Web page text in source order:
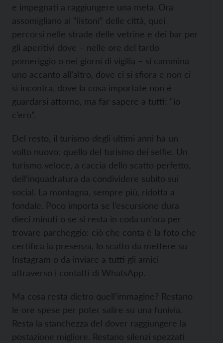
e impegnati a raggiungere una meta. Ora
assomigliano ai “listoni” delle città, quei
percorsi nelle strade delle vetrine e dei bar per
gli aperitivi dove – nelle ore del tardo
pomeriggio o nei giorni di vigilia – si cammina
uno accanto all’altro, dove ci si sfiora e non ci
si incontra, dove la cosa importate non è
guardarsi attorno, ma far sapere a tutti: “io
c’ero”.
Del resto, il turismo degli ultimi anni ha un
volto nuovo: quello del turismo dei selfie. Un
turismo veloce, a caccia dello scatto perfetto,
dell’inquadratura da condividere subito sui
social. La montagna, sempre più, ridotta a
fondale. Poco importa se l’escursione dura
dieci minuti o se si resta in coda un’ora per
trovare parcheggio: ciò che conta è la foto che
certifica la presenza, lo scatto da mettere su
Instagram o da inviare a tutti gli amici
attraverso i contatti di WhatsApp.
Ma cosa resta dietro quell’immagine? Restano
le ore spese per poter salire su una funivia.
Resta la stanchezza del dover raggiungere la
postazione migliore. Restano silenzi spezzati